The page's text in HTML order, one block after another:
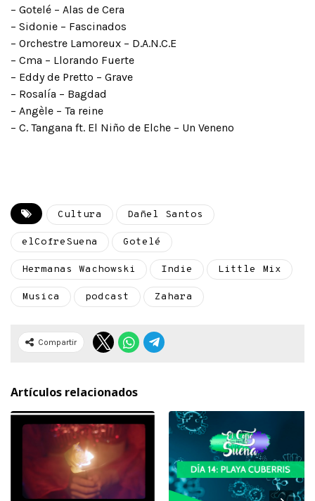
– Gotelé – Alas de Cera
– Sidonie – Fascinados
– Orchestre Lamoreux – D.A.N.C.E
– Cma – Llorando Fuerte
– Eddy de Pretto – Grave
– Rosalía – Bagdad
– Angèle – Ta reine
– C. Tangana ft. El Niño de Elche – Un Veneno
Cultura Dañel Santos
elCofreSuena Gotelé
Hermanas Wachowski Indie Little Mix
Musica podcast Zahara
Compartir
Artículos relacionados